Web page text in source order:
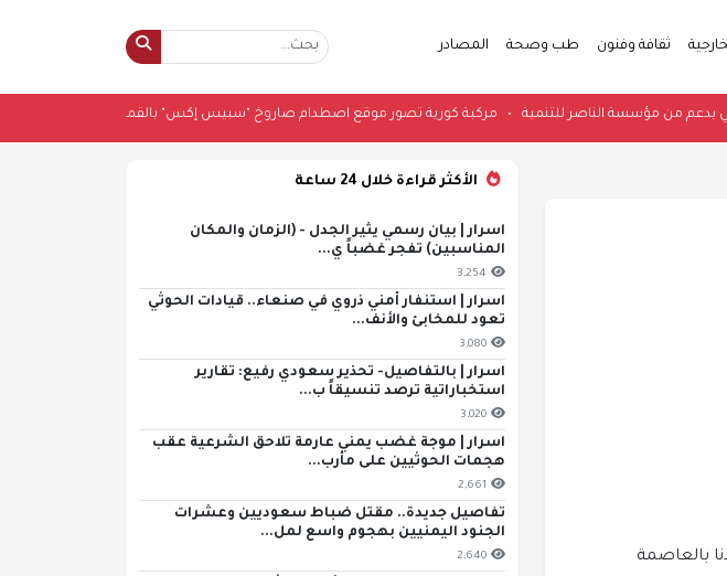
ثقافة وفنون طب وصحة المصادر
الأولمبي بدعم من مؤسسة الناصر للتنمية•مركبة كورية تصور موقع اصطدام صاروخ "سبيس إكس" بالقمر
بالعاصمة
الأكثر قراءة خلال 24 ساعة
اسرار | بيان رسمي يثير الجدل - (الزمان والمكان
المناسبين) تفجر غضباً ي...
3,254
اسرار | استنفار أمني ذروي في صنعاء.. قيادات الحوثي
تعود للمخابئ والأنف...
3,080
اسرار | بالتفاصيل- تحذير سعودي رفيع: تقارير
استخباراتية ترصد تنسيقاً ب...
3,020
اسرار | موجة غضب يمني عارمة تلاحق الشرعية عقب
هجمات الحوثيين على مأرب...
2,661
تفاصيل جديدة.. مقتل ضباط سعوديين وعشرات
الجنود اليمنيين بهجوم واسع لمل...
2,640